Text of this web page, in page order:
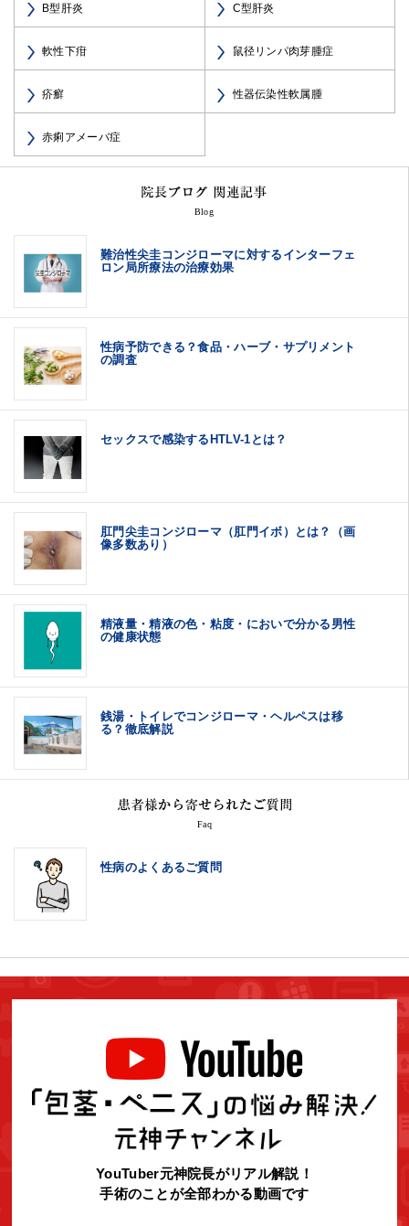
B型肝炎 C型肝炎
軟性下疳 鼠径リンパ肉芽腫症
疥癬 性器伝染性軟属腫
赤痢アメーバ症
Blog
難治性尖圭コンジローマに対するインターフェ
ロン局所療法の治療効果
性病予防できる？食品・ハーブ・サプリメント
の調査
セックスで感染するHTLV-1とは？
肛門尖圭コンジローマ（肛門イボ）とは？（画
像多数あり）
精液量・精液の色・粘度・においで分かる男性
の健康状態
銭湯・トイレでコンジローマ・ヘルペスは移
る？徹底解説
Faq
性病のよくあるご質問
YouTuber元神院長がリアル解説！
手術のことが全部わかる動画です